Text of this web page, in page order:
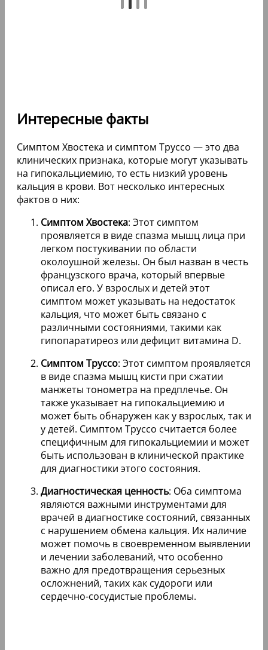
Интересные факты
Симптом Хвостека и симптом Труссо — это два
клинических признака, которые могут указывать
на гипокальциемию, то есть низкий уровень
кальция в крови. Вот несколько интересных
фактов о них:
Симптом Хвостека: Этот симптом
проявляется в виде спазма мышц лица при
легком постукивании по области
околоушной железы. Он был назван в честь
французского врача, который впервые
описал его. У взрослых и детей этот
симптом может указывать на недостаток
кальция, что может быть связано с
различными состояниями, такими как
гипопаратиреоз или дефицит витамина D.
Симптом Труссо: Этот симптом проявляется
в виде спазма мышц кисти при сжатии
манжеты тонометра на предплечье. Он
также указывает на гипокальциемию и
может быть обнаружен как у взрослых, так и
у детей. Симптом Труссо считается более
специфичным для гипокальциемии и может
быть использован в клинической практике
для диагностики этого состояния.
Диагностическая ценность: Оба симптома
являются важными инструментами для
врачей в диагностике состояний, связанных
с нарушением обмена кальция. Их наличие
может помочь в своевременном выявлении
и лечении заболеваний, что особенно
важно для предотвращения серьезных
осложнений, таких как судороги или
сердечно-сосудистые проблемы.